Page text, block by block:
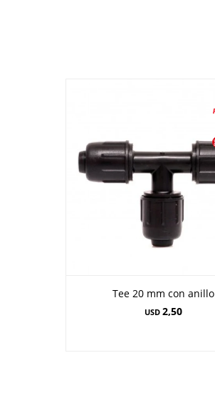
Tee 20 mm con anillo
USD 2,50